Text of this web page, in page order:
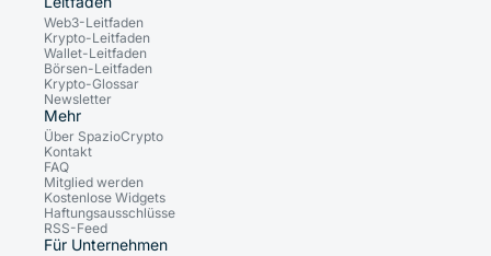
Web3-Leitfaden
Krypto-Leitfaden
Wallet-Leitfaden
Börsen-Leitfaden
Krypto-Glossar
Newsletter
Mehr
Über SpazioCrypto
Kontakt
FAQ
Mitglied werden
Kostenlose Widgets
Haftungsausschlüsse
RSS-Feed
Für Unternehmen